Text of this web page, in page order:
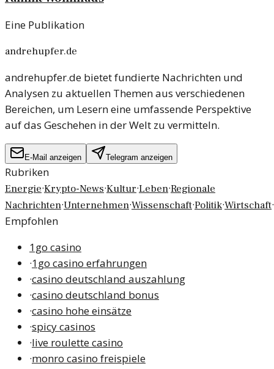
Eine Publikation
andrehupfer.de
andrehupfer.de bietet fundierte Nachrichten und
Analysen zu aktuellen Themen aus verschiedenen
Bereichen, um Lesern eine umfassende Perspektive
auf das Geschehen in der Welt zu vermitteln.
E-Mail anzeigen Telegram anzeigen
Rubriken
Energie·Krypto-News·Kultur·Leben·Regionale
Nachrichten·Unternehmen·Wissenschaft·Politik·Wirtschaft·
Empfohlen
1go casino
·1go casino erfahrungen
·casino deutschland auszahlung
·casino deutschland bonus
·casino hohe einsätze
·spicy casinos
·live roulette casino
·monro casino freispiele